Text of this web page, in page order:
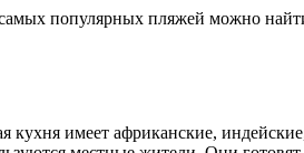
популярных пляжей можно
имеет африканские,